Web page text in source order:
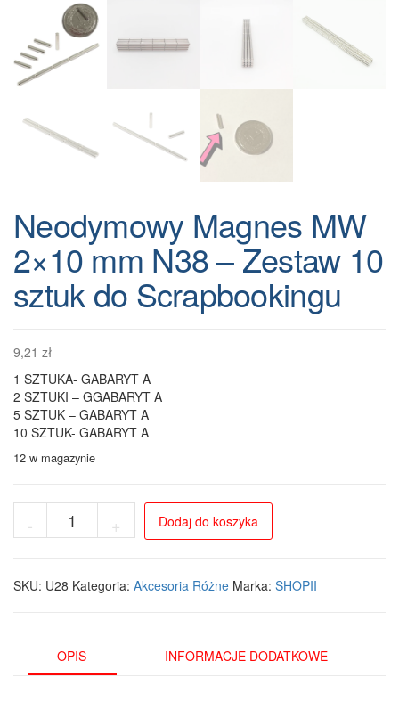
Neodymowy Magnes MW
2×10 mm N38 – Zestaw 10
sztuk do Scrapbookingu
9,21 zł
1 SZTUKA- GABARYT A
2 SZTUKI – GGABARYT A
5 SZTUK – GABARYT A
10 SZTUK- GABARYT A
12 w magazynie
-
Neodymowy
2x10
Zestaw
10
+ Dodaj do koszyka
SKU: U28 Kategoria: Akcesoria Różne Marka: SHOPII
OPIS INFORMACJE DODATKOWE